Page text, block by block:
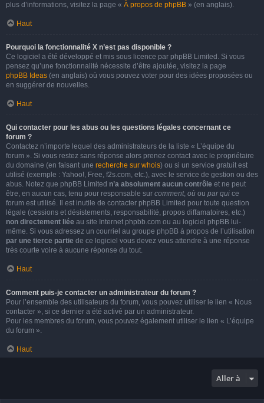
plus d’informations, visitez la page « À propos de phpBB » (en anglais).
Haut
Pourquoi la fonctionnalité X n’est pas disponible ?
Ce logiciel a été développé et mis sous licence par phpBB Limited. Si vous
pensez qu’une fonctionnalité nécessite d’être ajoutée, visitez la page
phpBB Ideas (en anglais) où vous pouvez voter pour des idées proposées ou
en suggérer de nouvelles.
Haut
Qui contacter pour les abus ou les questions légales concernant ce
forum ?
Contactez n’importe lequel des administrateurs de la liste « L’équipe du
forum ». Si vous restez sans réponse alors prenez contact avec le propriétaire
du domaine (en faisant une recherche sur whois) ou si un service gratuit est
utilisé (exemple : Yahoo!, Free, f2s.com, etc.), avec le service de gestion ou des
abus. Notez que phpBB Limited n’a absolument aucun contrôle et ne peut
être, en aucun cas, tenu pour responsable sur comment, où ou par qui ce
forum est utilisé. Il est inutile de contacter phpBB Limited pour toute question
légale (cessions et désistements, responsabilité, propos diffamatoires, etc.)
non directement liée au site Internet phpbb.com ou au logiciel phpBB lui-
même. Si vous adressez un courriel au groupe phpBB à propos de l’utilisation
par une tierce partie de ce logiciel vous devez vous attendre à une réponse
très courte voire à aucune réponse du tout.
Haut
Comment puis-je contacter un administrateur du forum ?
Pour l’ensemble des utilisateurs du forum, vous pouvez utiliser le lien « Nous
contacter », si ce dernier a été activé par un administrateur.
Pour les membres du forum, vous pouvez également utiliser le lien « L’équipe
du forum ».
Haut
Aller à